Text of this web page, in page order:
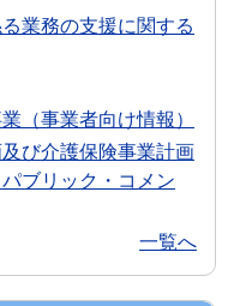
業務の支援に関する
（事業者向け情報）
び介護保険事業計画
ブリック・コメン
一覧へ